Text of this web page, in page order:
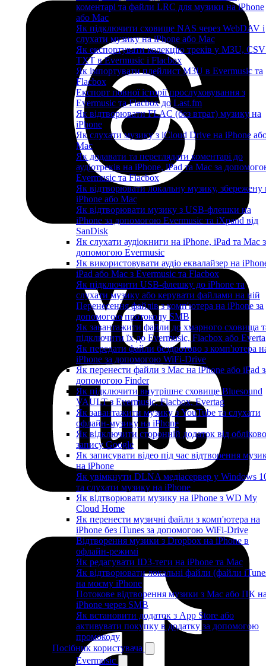
коментарі та файли LRC для музики на iPhone
або Mac
Як підключити сховище NAS через WebDAV і
слухати музику на iPhone або Mac
Як експортувати колекцію треків у M3U,
TXT в Evermusic і Flacbox
Як імпортувати плейлист M3U в Evermusic та
Flacbox
Експорт повної історії прослуховування з
Evermusic та Flacbox до Last.fm
Як відтворювати FLAC (без втрат) музику на
iPhone
Як слухати музику з iCloud Drive на iPhone
Mac
Як додавати та переглядати коментарі до
аудіотреків на iPhone, iPad та Mac за
Evermusic та Flacbox
Як відтворювати локальну музику, збережену
iPhone або Mac
Як відтворювати музику з USB-флешки на
iPhone за допомогою Evermusic та iXpand від
SanDisk
Як слухати аудіокниги на iPhone, iPad та Mac
допомогою Evermusic
Як використовувати аудіо еквалайзер на
iPad або Mac з Evermusic та Flacbox
Як підключити USB-флешку до iPhone та
слухати музику або керувати файлами на ній
Перенесення файлів з комп'ютера на iPhone за
допомогою протоколу SMB
Як завантажити файли до хмарного сховища
підключити їх до Evermusic, Flacbox або
Як передати файли бездротово з комп'ютера
iPhone за допомогою WiFi-Drive
Як перенести файли з Mac на iPhone або iPad
допомогою Finder
Як підключити внутрішнє сховище Bluesound
VAULT з Evermusic, Flacbox, Evertag
Як завантажити музику з YouTube та слухати
офлайн-музику на iPhone
Як відключити сторонній додаток від
запису Google
Як записувати відео під час відтворення
на iPhone
Як увімкнути DLNA медіасервер у Windows
та слухати музику на iPhone
Як відтворювати музику на iPhone з WD My
Cloud Home
Як перенести музичні файли з комп'ютера на
iPhone без iTunes за допомогою WiFi-Drive
Відтворення музики з Dropbox на iPhone в
офлайн-режимі
Як редагувати ID3-теги на iPhone та Mac
Як відтворювати локальні файли (файли
на моєму iPhone
Потокове відтворення музики з Mac або ПК
iPhone через SMB
Як встановити додаток з App Store або
активувати покупку в додатку за допомогою
промокоду
Посібник користувача
Evermusic